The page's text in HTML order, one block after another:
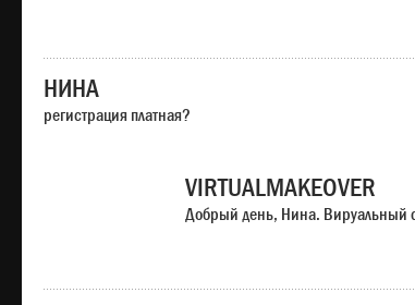
НИНА
регистрация платная?
VIRTUALMAKEOVER
Добрый день, Нина. Вируальный